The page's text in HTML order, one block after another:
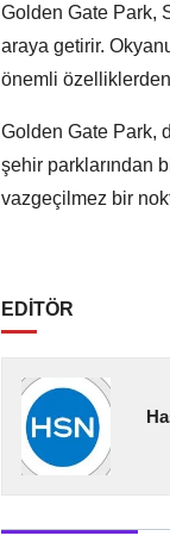
Golden Gate Park,
araya getirir.
önemli
Golden Gate Park,
şehir parklarından
vazgeçilmez bir
EDİTÖR